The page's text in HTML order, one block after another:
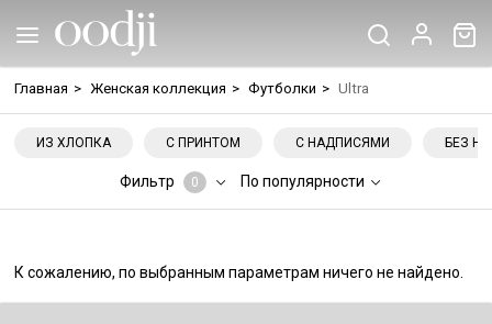
Главная > Женская коллекция > Футболки > Ultra
ИЗ ХЛОПКА С ПРИНТОМ С НАДПИСЯМИ БЕЗ
Фильтр 0 По популярности
К сожалению, по выбранным параметрам ничего не найдено.